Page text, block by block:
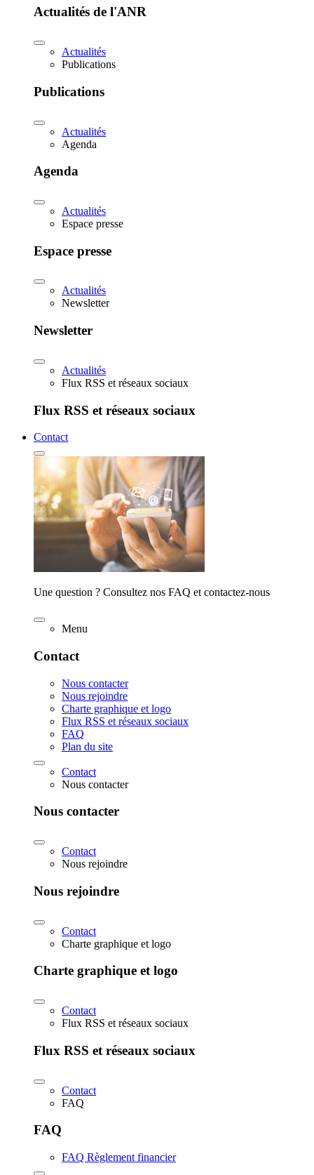
Actualités de l'ANR
Actualités
Publications
Publications
Actualités
Agenda
Agenda
Actualités
Espace presse
Espace presse
Actualités
Newsletter
Newsletter
Actualités
Flux RSS et réseaux sociaux
Flux RSS et réseaux sociaux
Contact
Une question ? Consultez nos FAQ et contactez-nous
Menu
Contact
Nous contacter
Nous rejoindre
Charte graphique et logo
Flux RSS et réseaux sociaux
FAQ
Plan du site
Contact
Nous contacter
Nous contacter
Contact
Nous rejoindre
Nous rejoindre
Contact
Charte graphique et logo
Charte graphique et logo
Contact
Flux RSS et réseaux sociaux
Flux RSS et réseaux sociaux
Contact
FAQ
FAQ
FAQ Règlement financier